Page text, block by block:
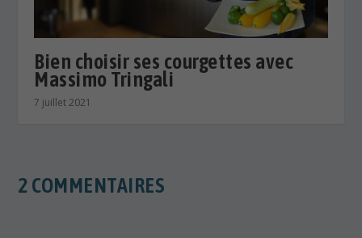
Bien choisir ses courgettes avec
Massimo Tringali
7 juillet 2021
2 COMMENTAIRES